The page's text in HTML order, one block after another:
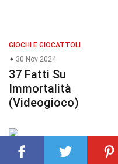
GIOCHI E GIOCATTOLI
30 Nov 2024
37 Fatti Su
Immortalità
(Videogioco)